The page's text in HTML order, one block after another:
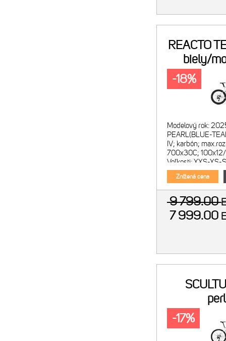
REACTO
biely/
Modelový rok:
PEARL(BLUE-
IV; karbón;
700x30C;
Veľkosti: XXS-XS-
Reacto CF5 IV
Znížená cena
-18%
9 799.00
7 999.00
biely/
-17%